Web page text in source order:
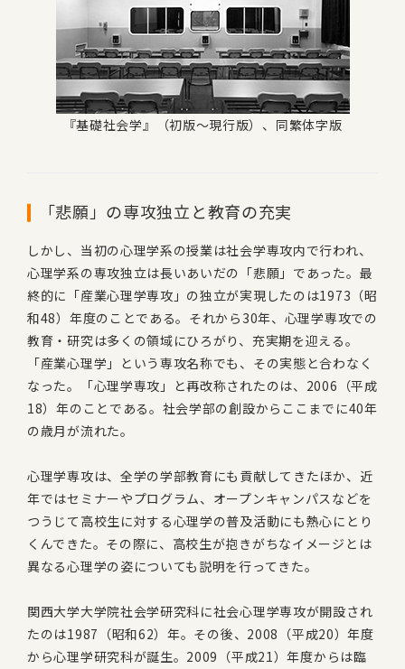
『基礎社会学』（初版～現行版）、同繁体字版
「悲願」の専攻独立と教育の充実
しかし、当初の心理学系の授業は社会学専攻内で行われ、
心理学系の専攻独立は長いあいだの「悲願」であった。最
終的に「産業心理学専攻」の独立が実現したのは1973（昭
和48）年度のことである。それから30年、心理学専攻での
教育・研究は多くの領域にひろがり、充実期を迎える。
「産業心理学」という専攻名称でも、その実態と合わなく
なった。「心理学専攻」と再改称されたのは、2006（平成
18）年のことである。社会学部の創設からここまでに40年
の歳月が流れた。
心理学専攻は、全学の学部教育にも貢献してきたほか、近
年ではセミナーやプログラム、オープンキャンパスなどを
つうじて高校生に対する心理学の普及活動にも熱心にとり
くんできた。その際に、高校生が抱きがちなイメージとは
異なる心理学の姿についても説明を行ってきた。
関西大学大学院社会学研究科に社会心理学専攻が開設され
たのは1987（昭和62）年。その後、2008（平成20）年度
から心理学研究科が誕生。2009（平成21）年度からは臨